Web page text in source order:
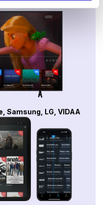
Samsung, LG, VIDAA